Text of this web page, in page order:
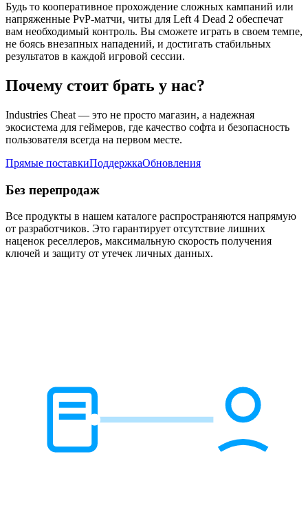
Будь то кооперативное прохождение сложных кампаний или
напряженные PvP-матчи, читы для Left 4 Dead 2 обеспечат
вам необходимый контроль. Вы сможете играть в своем темпе,
не боясь внезапных нападений, и достигать стабильных
результатов в каждой игровой сессии.
Почему стоит брать у нас?
Industries Cheat — это не просто магазин, а надежная
экосистема для геймеров, где качество софта и безопасность
пользователя всегда на первом месте.
Прямые поставкиПоддержкаОбновления
Без перепродаж
Все продукты в нашем каталоге распространяются напрямую
от разработчиков. Это гарантирует отсутствие лишних
наценок реселлеров, максимальную скорость получения
ключей и защиту от утечек личных данных.